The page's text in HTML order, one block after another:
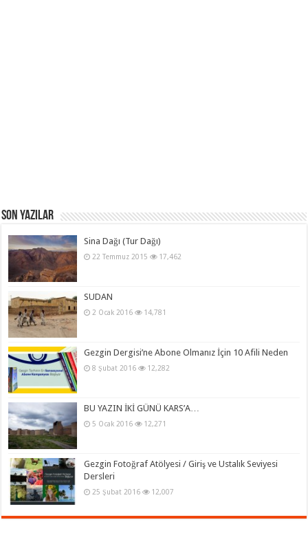
Son Yazılar
Sina Dağı (Tur Dağı)
22 Temmuz 2015 17,462
SUDAN
2 Ocak 2016 14,781
Gezgin Dergisi’ne Abone Olmanız İçin 10 Afili Neden
8 Şubat 2016 12,282
BU YAZIN İKİ GÜNÜ KARS’A…
5 Ocak 2016 12,271
Gezgin Fotoğraf Atölyesi / Giriş ve Ustalık Seviyesi
Dersleri
25 Şubat 2016 12,007